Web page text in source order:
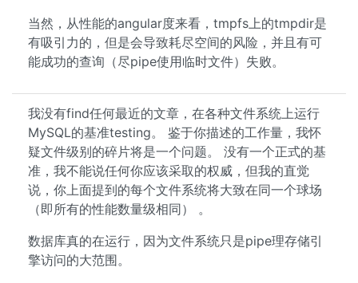
当然，从性能的angular度来看，tmpfs上的tmpdir是
有吸引力的，但是会导致耗尽空间的风险，并且有可
能成功的查询（尽pipe使用临时文件）失败。
我没有find任何最近的文章，在各种文件系统上运行
MySQL的基准testing。 鉴于你描述的工作量，我怀
疑文件级别的碎片将是一个问题。 没有一个正式的基
准，我不能说任何你应该采取的权威，但我的直觉
说，你上面提到的每个文件系统将大致在同一个球场
（即所有的性能数量级相同） 。
数据库真的在运行，因为文件系统只是pipe理存储引
擎访问的大范围。